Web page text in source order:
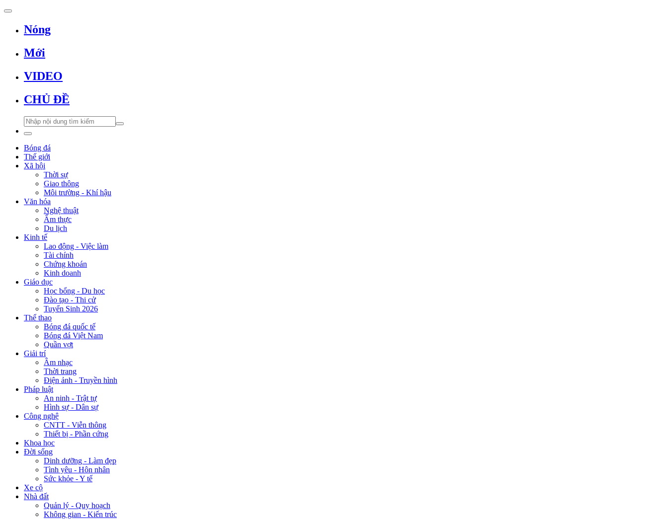
Nóng
Mới
VIDEO
CHỦ ĐỀ
Bóng đá
Thế giới
Xã hội
Thời sự
Giao thông
Môi trường - Khí hậu
Văn hóa
Nghệ thuật
Ẩm thực
Du lịch
Kinh tế
Lao động - Việc làm
Tài chính
Chứng khoán
Kinh doanh
Giáo dục
Học bổng - Du học
Đào tạo - Thi cử
Tuyển Sinh 2026
Thể thao
Bóng đá quốc tế
Bóng đá Việt Nam
Quần vợt
Giải trí
Âm nhạc
Thời trang
Điện ảnh - Truyền hình
Pháp luật
An ninh - Trật tự
Hình sự - Dân sự
Công nghệ
CNTT - Viễn thông
Thiết bị - Phần cứng
Khoa học
Đời sống
Dinh dưỡng - Làm đẹp
Tình yêu - Hôn nhân
Sức khỏe - Y tế
Xe cộ
Nhà đất
Quản lý - Quy hoạch
Không gian - Kiến trúc